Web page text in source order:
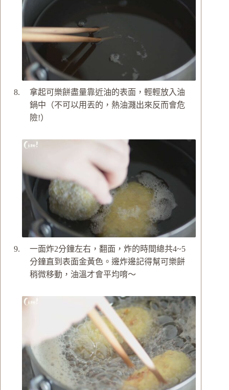
拿起可樂餅盡量靠近油的表面，輕輕放入油
鍋中（不可以用丟的，熱油濺出來反而會危
險!）
一面炸2分鐘左右，翻面，炸的時間總共4~5
分鐘直到表面金黃色。邊炸邊記得幫可樂餅
稍微移動，油溫才會平均唷～